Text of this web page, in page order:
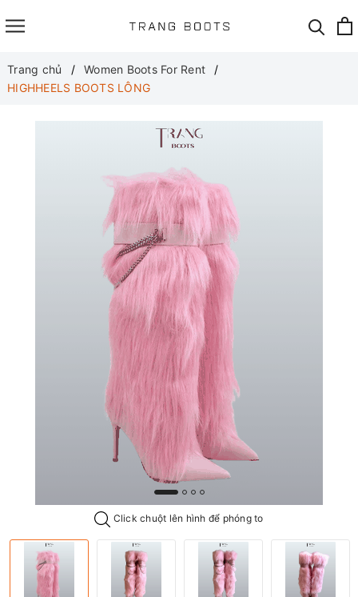
Trang chủ
Women Boots For Rent
HIGHHEELS BOOTS LÔNG
Click chuột lên hình để phóng to